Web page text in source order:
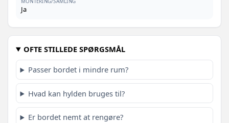
Ja
OFTE STILLEDE SPØRGSMÅL
Passer bordet i mindre rum?
Hvad kan hylden bruges til?
Er bordet nemt at rengøre?